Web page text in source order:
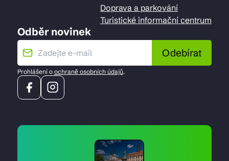
Doprava a parkování
Turistické informační centrum
Odběr novinek
Odebírat
Prohlášení o ochraně osobních údajů.